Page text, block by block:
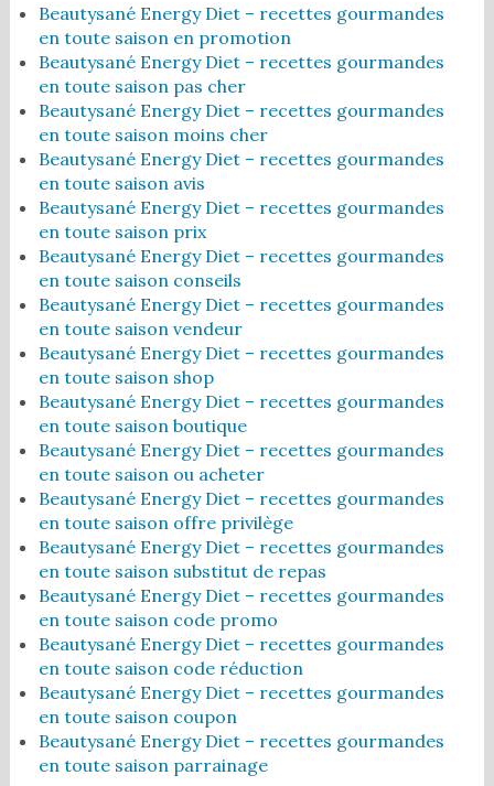
Beautysané Energy Diet – recettes gourmandes
en toute saison en promotion
Beautysané Energy Diet – recettes gourmandes
en toute saison pas cher
Beautysané Energy Diet – recettes gourmandes
en toute saison moins cher
Beautysané Energy Diet – recettes gourmandes
en toute saison avis
Beautysané Energy Diet – recettes gourmandes
en toute saison prix
Beautysané Energy Diet – recettes gourmandes
en toute saison conseils
Beautysané Energy Diet – recettes gourmandes
en toute saison vendeur
Beautysané Energy Diet – recettes gourmandes
en toute saison shop
Beautysané Energy Diet – recettes gourmandes
en toute saison boutique
Beautysané Energy Diet – recettes gourmandes
en toute saison ou acheter
Beautysané Energy Diet – recettes gourmandes
en toute saison offre privilège
Beautysané Energy Diet – recettes gourmandes
en toute saison substitut de repas
Beautysané Energy Diet – recettes gourmandes
en toute saison code promo
Beautysané Energy Diet – recettes gourmandes
en toute saison code réduction
Beautysané Energy Diet – recettes gourmandes
en toute saison coupon
Beautysané Energy Diet – recettes gourmandes
en toute saison parrainage